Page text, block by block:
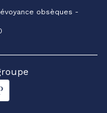
obsèques -